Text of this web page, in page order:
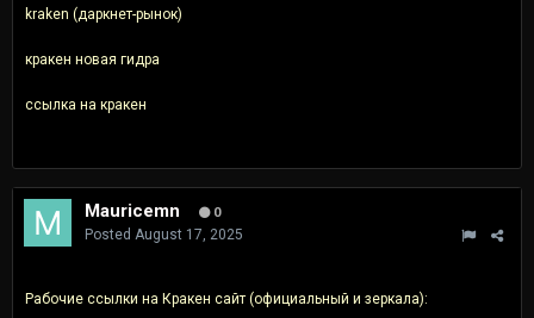
kraken (даркнет-рынок)
кракен новая гидра
ссылка на кракен
Mauricemn 0
Posted August 17, 2025
Рабочие ссылки на Кракен сайт (официальный и зеркала):